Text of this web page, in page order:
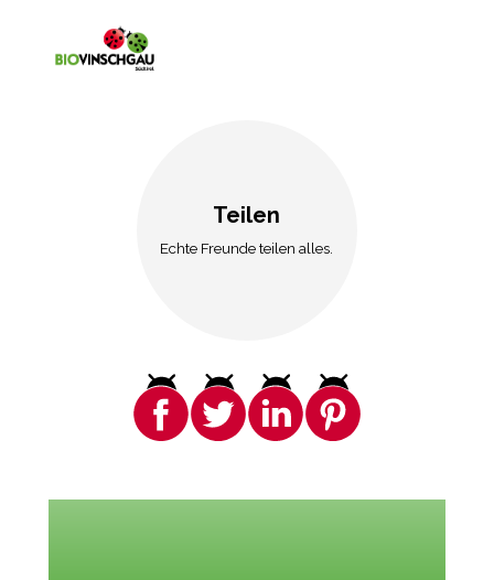
Teilen
Echte Freunde teilen alles.